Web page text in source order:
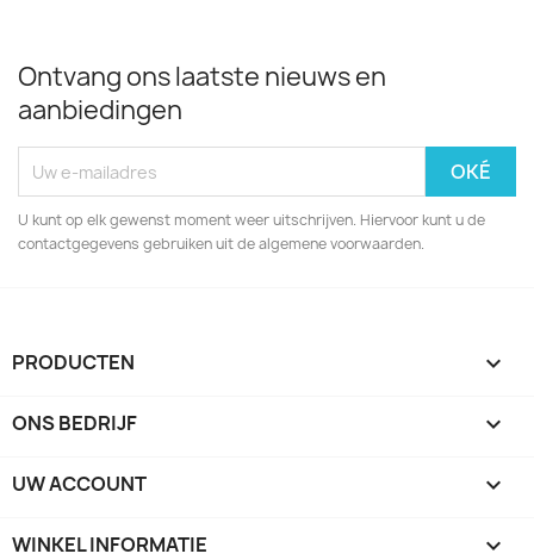
Ontvang ons laatste nieuws en
aanbiedingen
U kunt op elk gewenst moment weer uitschrijven. Hiervoor kunt u de
contactgegevens gebruiken uit de algemene voorwaarden.
PRODUCTEN 
ONS BEDRIJF 
UW ACCOUNT 
WINKEL INFORMATIE keyboard_arrow_down